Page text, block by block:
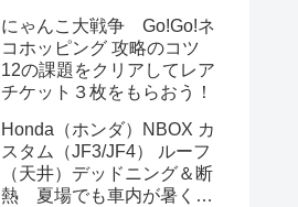
ブルが…
にゃんこ大戦争 Go!Go!ネ
コホッピング 攻略のコツ
12の課題をクリアしてレア
チケット３枚をもらおう！
Honda（ホンダ）NBOX カ
スタム（JF3/JF4） ルーフ
（天井）デッドニング＆断
熱 夏場でも車内が暑くな